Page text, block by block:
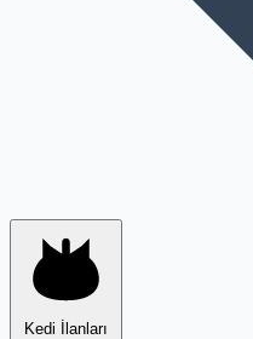
Kedi İlanları